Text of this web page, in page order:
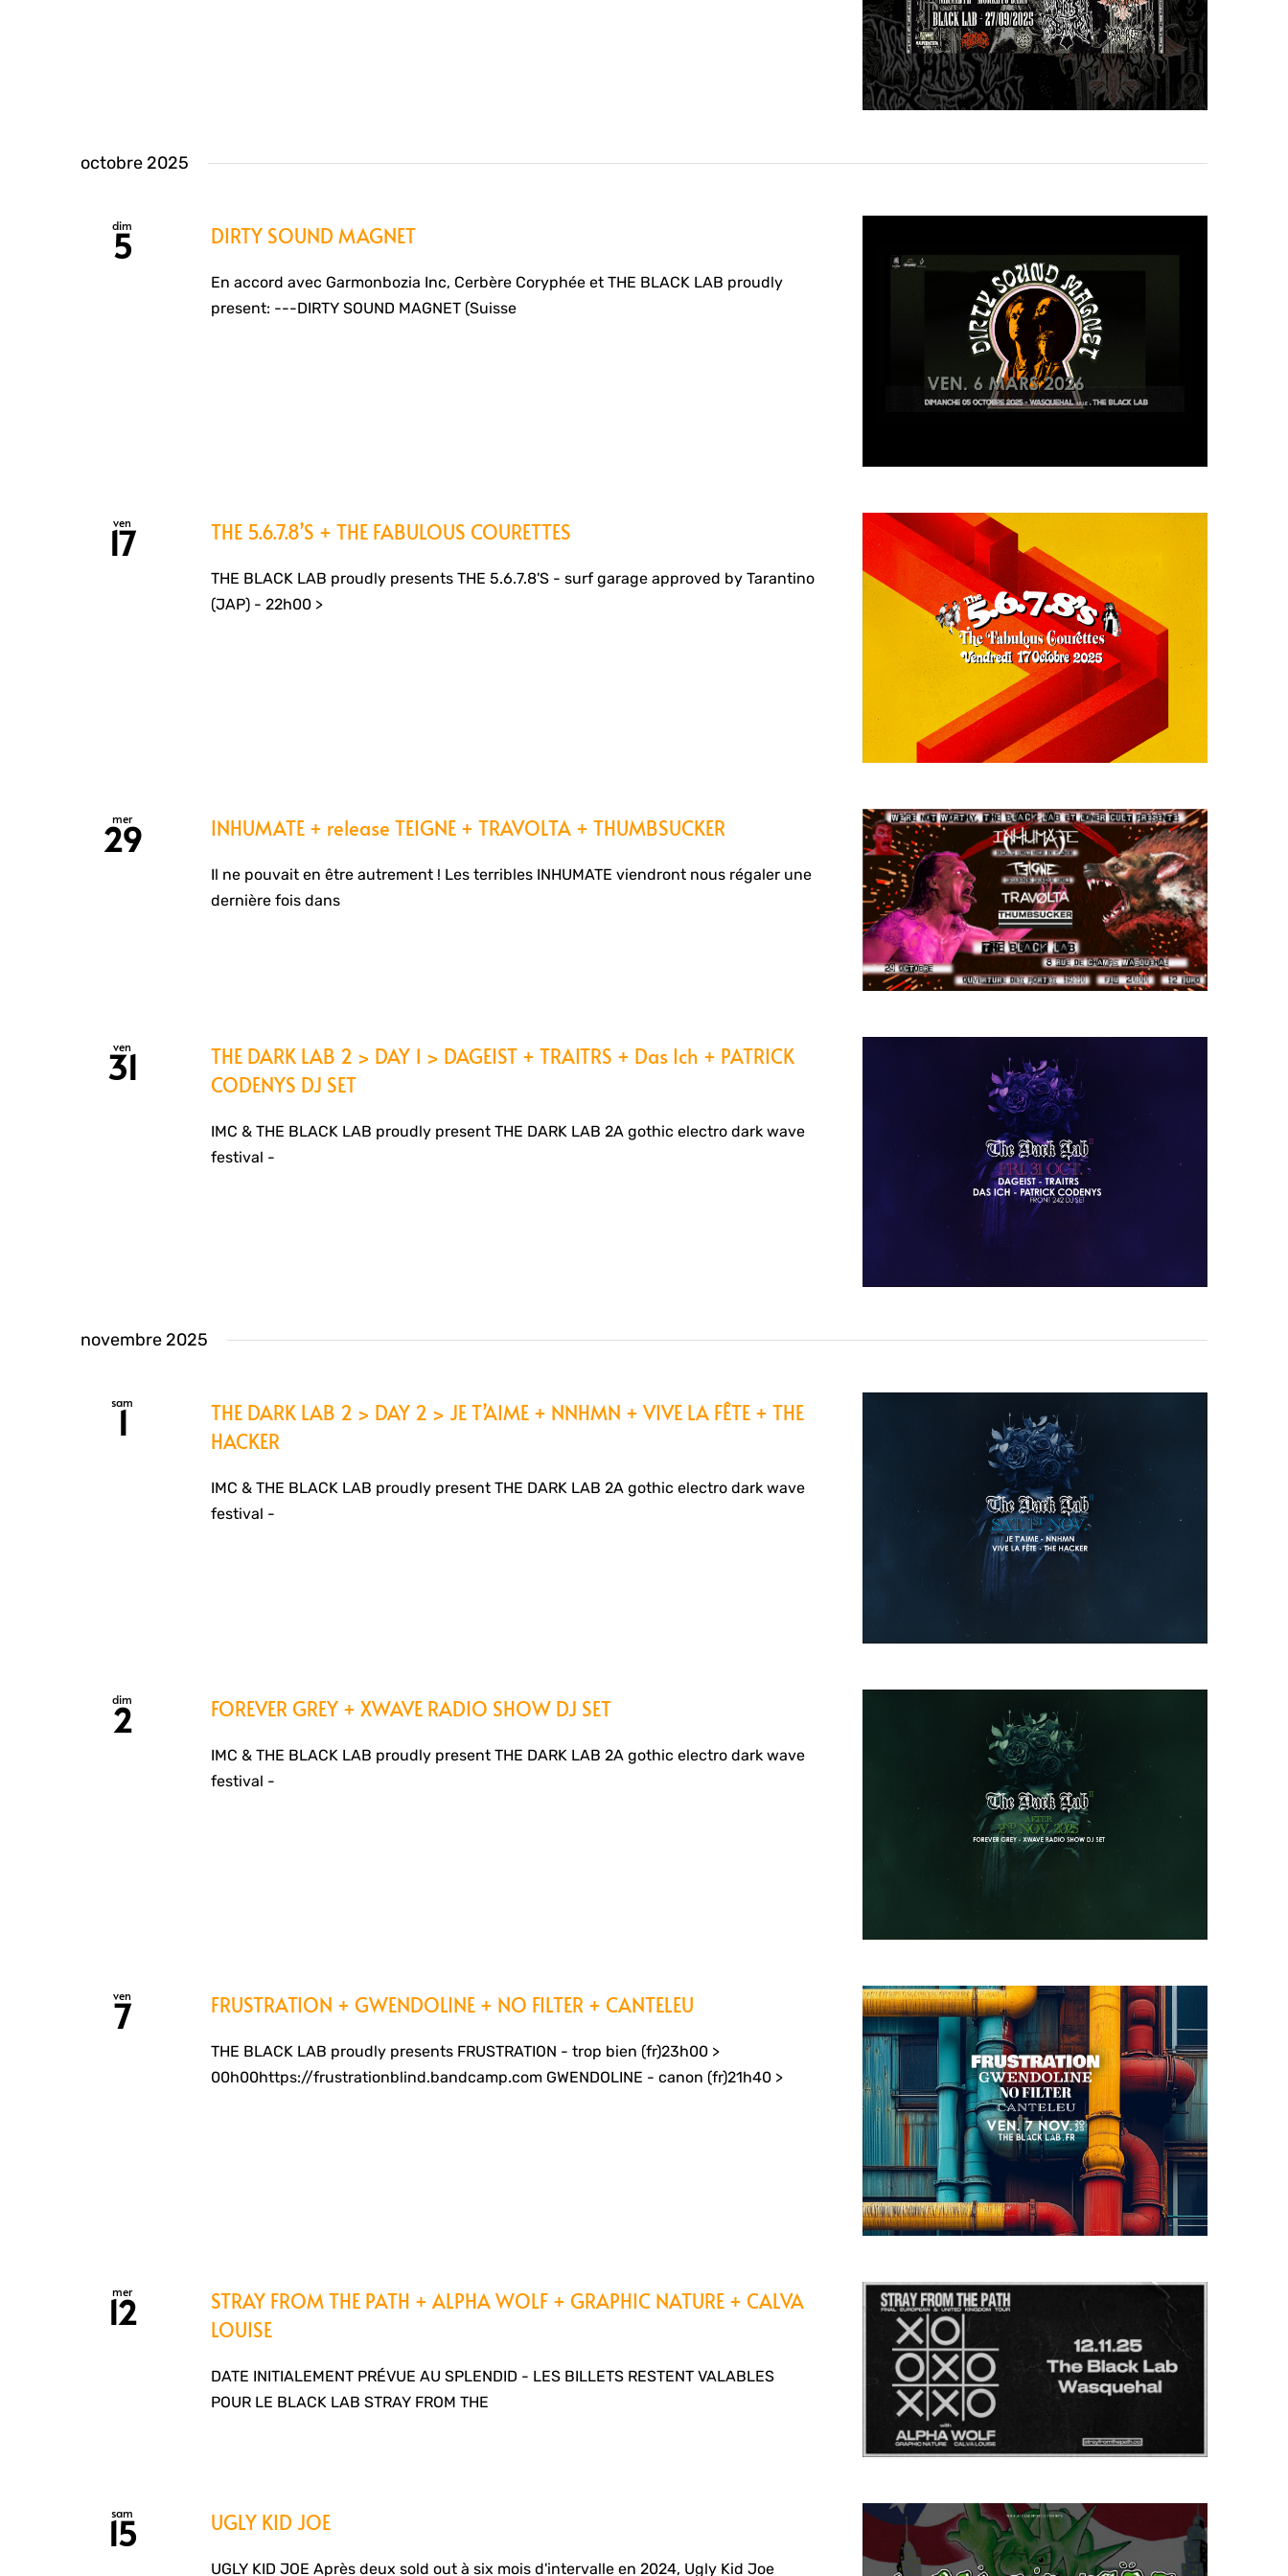
octobre 2025
dim
5 DIRTY SOUND MAGNET
En accord avec Garmonbozia Inc, Cerbère Coryphée et THE BLACK LAB proudly
present: ---DIRTY SOUND MAGNET (Suisse
ven
17 THE 5.6.7.8’S + THE FABULOUS COURETTES
THE BLACK LAB proudly presents THE 5.6.7.8'S - surf garage approved by Tarantino
(JAP) - 22h00 >
mer
29 INHUMATE + release TEIGNE + TRAVOLTA + THUMBSUCKER
Il ne pouvait en être autrement ! Les terribles INHUMATE viendront nous régaler une
dernière fois dans
ven
31
THE DARK LAB 2 > DAY 1 > DAGEIST + TRAITRS + Das Ich + PATRICK
CODENYS DJ SET
IMC & THE BLACK LAB proudly present THE DARK LAB 2A gothic electro dark wave
festival -
novembre 2025
sam
1
THE DARK LAB 2 > DAY 2 > JE T’AIME + NNHMN + VIVE LA FÊTE + THE
HACKER
IMC & THE BLACK LAB proudly present THE DARK LAB 2A gothic electro dark wave
festival -
dim
2 FOREVER GREY + XWAVE RADIO SHOW DJ SET
IMC & THE BLACK LAB proudly present THE DARK LAB 2A gothic electro dark wave
festival -
ven
7 FRUSTRATION + GWENDOLINE + NO FILTER + CANTELEU
THE BLACK LAB proudly presents FRUSTRATION - trop bien (fr)23h00 >
00h00https://frustrationblind.bandcamp.com GWENDOLINE - canon (fr)21h40 >
mer
12
STRAY FROM THE PATH + ALPHA WOLF + GRAPHIC NATURE + CALVA
LOUISE
DATE INITIALEMENT PRÉVUE AU SPLENDID - LES BILLETS RESTENT VALABLES
POUR LE BLACK LAB STRAY FROM THE
sam
15 UGLY KID JOE
UGLY KID JOE Après deux sold out à six mois d'intervalle en 2024, Ugly Kid Joe